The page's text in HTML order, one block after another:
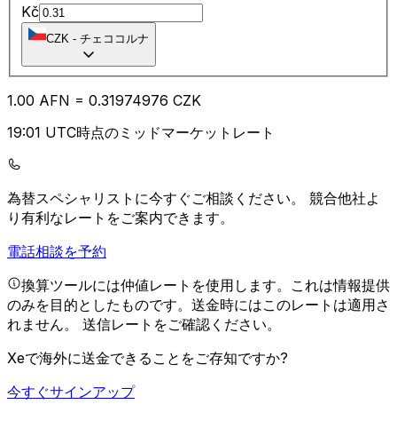
Kč
CZK - チェココルナ
1.00 AFN = 0.31974976 CZK
19:01 UTC時点のミッドマーケットレート
為替スペシャリストに今すぐご相談ください。 競合他社よ
り有利なレートをご案内できます。
電話相談を予約
換算ツールには仲値レートを使用します。これは情報提供
のみを目的としたものです。送金時にはこのレートは適用さ
れません。 送信レートをご確認ください。
Xeで海外に送金できることをご存知ですか?
今すぐサインアップ